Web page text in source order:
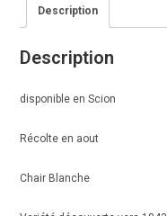
Description
Description
disponible en Scion
Récolte en aout
Chair Blanche